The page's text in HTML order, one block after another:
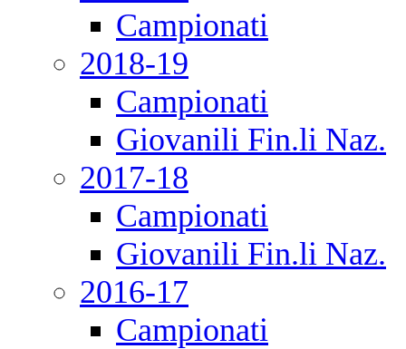
Campionati
2018-19
Campionati
Giovanili Fin.li Naz.
2017-18
Campionati
Giovanili Fin.li Naz.
2016-17
Campionati